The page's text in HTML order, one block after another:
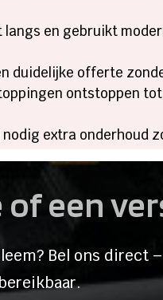
en gebruikt
duidelijke offerte
ontstoppen
nodig extra onderhoud
een
Bel ons direct